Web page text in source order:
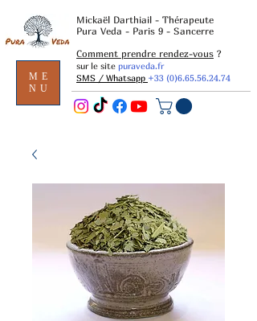
ME
NU
Mickaël Darthiail - Thérapeute
Pura Veda - Paris 9 - Sancerre
Comment prendre rendez-vous ?
sur le site puraveda.fr
SMS / Whatsapp +33 (0)6.65.56.24.74